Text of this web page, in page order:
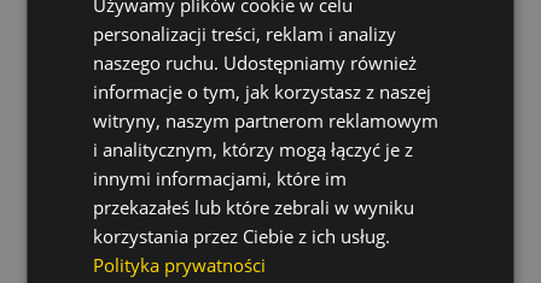
personalizacji treści, reklam i analizy
naszego ruchu. Udostępniamy również
informacje o tym, jak korzystasz z naszej
witryny, naszym partnerom reklamowym
i analitycznym, którzy mogą łączyć je z
innymi informacjami, które im
przekazałeś lub które zebrali w wyniku
korzystania przez Ciebie z ich usług.
Polityka prywatności